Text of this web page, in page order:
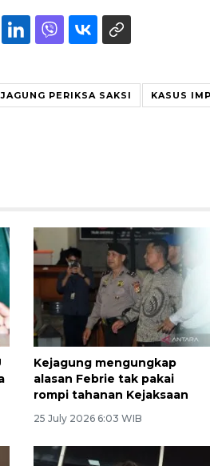
PERIKSA SAKSI KASUS
Kejagung mengungkap
alasan Febrie tak pakai
rompi tahanan Kejaksaan
25 July 2026 6:03 WIB
10